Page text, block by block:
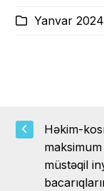
Yanvar 2024
Həkim-
müstəqil